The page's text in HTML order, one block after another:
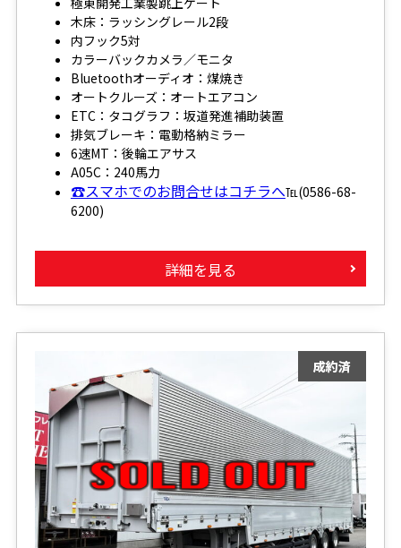
木床：ラッシングレール2段
内フック5対
カラーバックカメラ／モニタ
Bluetoothオーディオ：煤焼き
オートクルーズ：オートエアコン
ETC：タコグラフ：坂道発進補助装置
排気ブレーキ：電動格納ミラー
6速MT：後輪エアサス
A05C：240馬力
☎スマホでのお問合せはコチラへ℡(0586-68-
6200)
詳細を見る